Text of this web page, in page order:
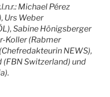
Michael Pérez
Urs Weber
Sabine Hönigsberger
Koller (Rabmer
NEWS),
Switzerland) und